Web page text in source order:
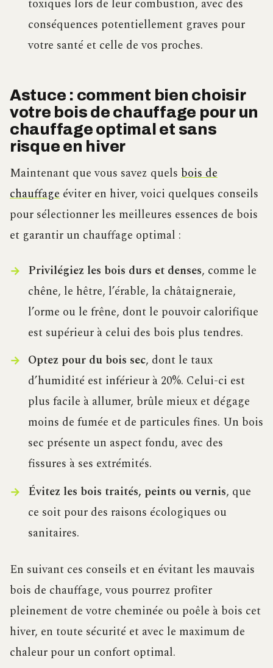
toxiques lors de leur combustion, avec des
conséquences potentiellement graves pour
votre santé et celle de vos proches.
Astuce : comment bien choisir
votre bois de chauffage pour un
chauffage optimal et sans
risque en hiver
Maintenant que vous savez quels bois de
chauffage éviter en hiver, voici quelques conseils
pour sélectionner les meilleures essences de bois
et garantir un chauffage optimal :
Privilégiez les bois durs et denses, comme le
chêne, le hêtre, l’érable, la châtaigneraie,
l’orme ou le frêne, dont le pouvoir calorifique
est supérieur à celui des bois plus tendres.
Optez pour du bois sec, dont le taux
d’humidité est inférieur à 20%. Celui-ci est
plus facile à allumer, brûle mieux et dégage
moins de fumée et de particules fines. Un bois
sec présente un aspect fondu, avec des
fissures à ses extrémités.
Évitez les bois traités, peints ou vernis, que
ce soit pour des raisons écologiques ou
sanitaires.
En suivant ces conseils et en évitant les mauvais
bois de chauffage, vous pourrez profiter
pleinement de votre cheminée ou poêle à bois cet
hiver, en toute sécurité et avec le maximum de
chaleur pour un confort optimal.